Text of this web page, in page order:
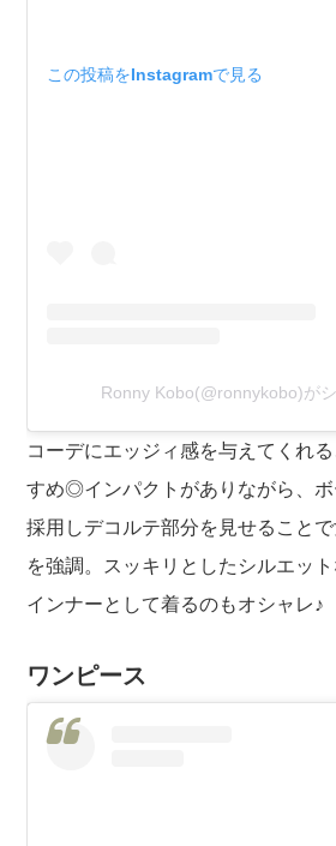
この投稿をInstagramで見る
Ronny Kobo(@ronnykobo)が
コーデにエッジィ感を与えてくれ
すめ◎インパクトがありながら、
採用しデコルテ部分を見せること
を強調。スッキリとしたシルエッ
インナーとして着るのもオシャレ♪
ワンピース